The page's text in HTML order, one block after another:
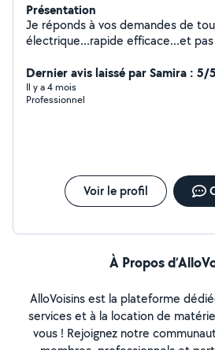
Présentation
Je réponds à vos demandes de
électrique...rapide efficace...et pas
rénovation et depanage 662160031
Dernier avis laissé par Samira : 5/5
Il y a 4 mois
Professionnel
Voir le profil
À Propos
AlloVoisins est la plateforme
services et à la location de
vous ! Rejoignez notre